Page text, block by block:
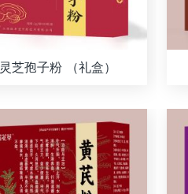
灵芝孢子粉 （礼盒）